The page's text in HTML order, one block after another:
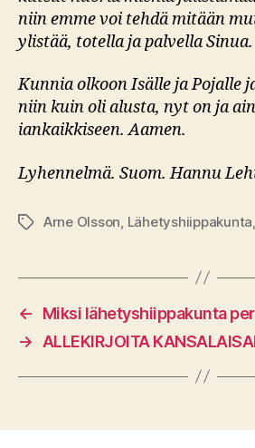
niin emme voi tehdä mitään
ylistää, totella ja palvella Sinua.
Kunnia olkoon Isälle ja Pojalle
niin kuin oli alusta, nyt on ja
iankaikkiseen. Aamen.
Lyhennelmä. Suom. Hannu
Avainsanat
Arne Olsson Lähetyshiippakunta
←
Miksi lähetyshiippakunta
→
ALLEKIRJOITA